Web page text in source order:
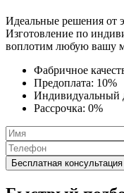
Идеальные решения от
Изготовление по
воплотим любую вашу
Фабричное
Предоплата: 10%
Индивидуальный
Рассрочка: 0%